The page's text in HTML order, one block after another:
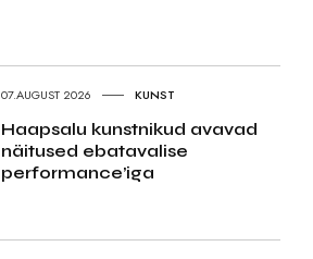
07.AUGUST 2026 KUNST
Haapsalu kunstnikud avavad
näitused ebatavalise
performance’iga